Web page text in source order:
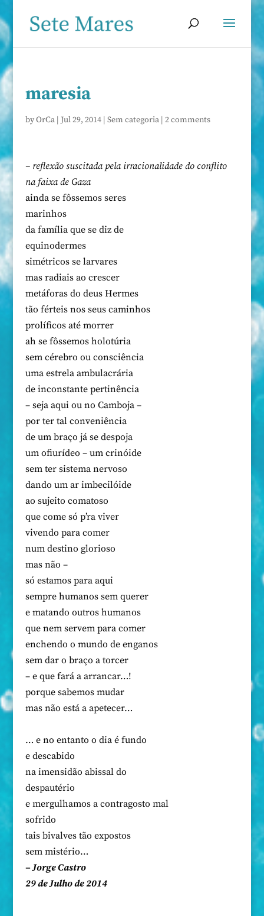
maresia
byOrCa| Jul 29, 2014| Sem categoria| 2 comments
– reflexão suscitada pela irracionalidade do conflito
na faixa de Gaza
ainda se fôssemos seres
marinhos
da família que se diz de
equinodermes
simétricos se larvares
mas radiais ao crescer
metáforas do deus Hermes
tão férteis nos seus caminhos
prolíficos até morrer
ah se fôssemos holotúria
sem cérebro ou consciência
uma estrela ambulacrária
de inconstante pertinência
– seja aqui ou no Camboja –
por ter tal conveniência
de um braço já se despoja
um ofiurídeo – um crinóide
sem ter sistema nervoso
dando um ar imbecilóide
ao sujeito comatoso
que come só p’ra viver
vivendo para comer
num destino glorioso
mas não –
só estamos para aqui
sempre humanos sem querer
e matando outros humanos
que nem servem para comer
enchendo o mundo de enganos
sem dar o braço a torcer
– e que fará a arrancar…!
porque sabemos mudar
mas não está a apetecer…
… e no entanto o dia é fundo
e descabido
na imensidão abissal do
despautério
e mergulhamos a contragosto mal
sofrido
tais bivalves tão expostos
sem mistério…
– Jorge Castro
29 de Julho de 2014